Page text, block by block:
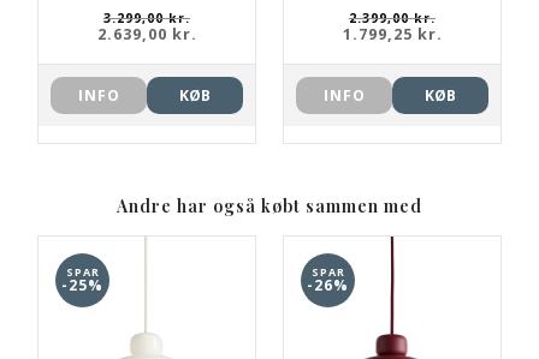
3.299,00 kr.
2.639,00 kr.
INFO KØB
2.399,00 kr.
1.799,25 kr.
INFO KØB
Andre har også købt sammen med
SPAR
-25%
SPAR
-26%